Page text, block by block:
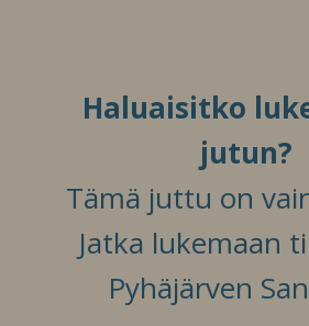
Haluaisitko
jutun?
Tämä juttu on
Jatka lukemaan
Pyhäjärven